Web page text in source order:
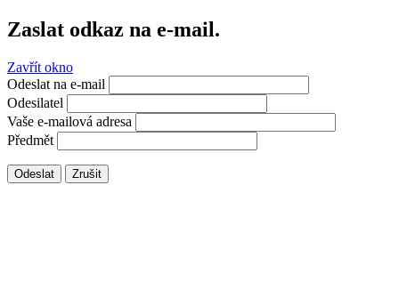
Zaslat odkaz na e-mail.
Zavřít okno
Odeslat na e-mail
Odesilatel
Vaše e-mailová adresa
Předmět
Odeslat Zrušit